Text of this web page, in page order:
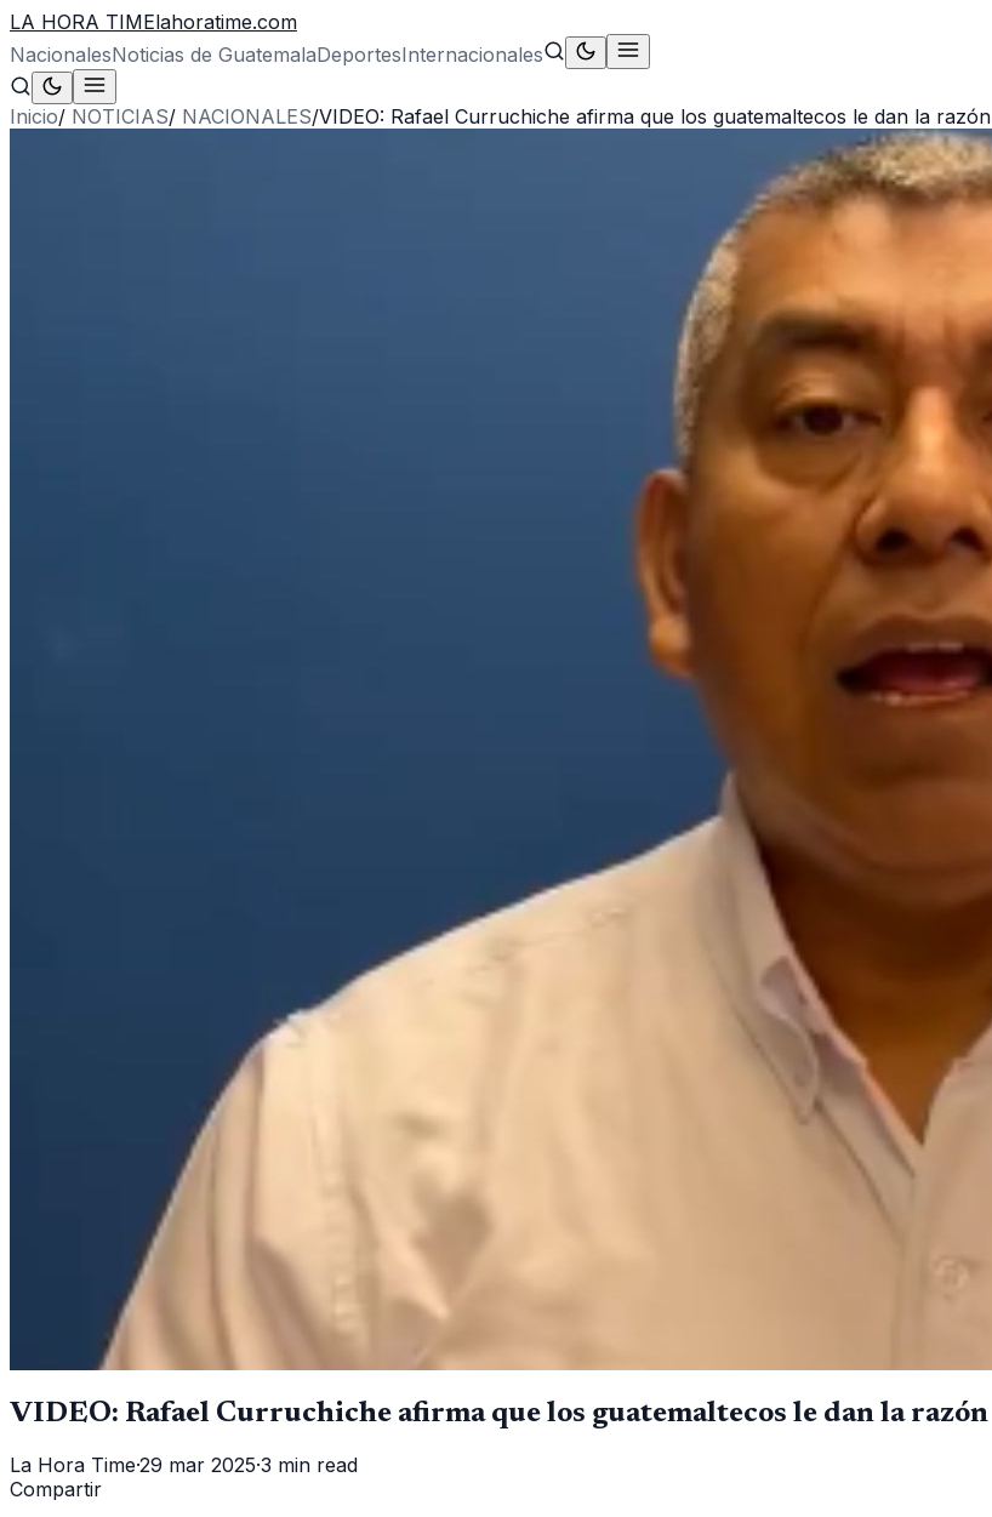
LA HORA TIMElahoratime.com
NacionalesNoticias de GuatemalaDeportesInternacionales
Inicio/ NOTICIAS/ NACIONALES/VIDEO: Rafael Curruchiche afirma que los guatemaltecos le dan la razón
VIDEO: Rafael Curruchiche afirma que los guatemaltecos le dan la razón
La Hora Time·29 mar 2025·3 min read
Compartir